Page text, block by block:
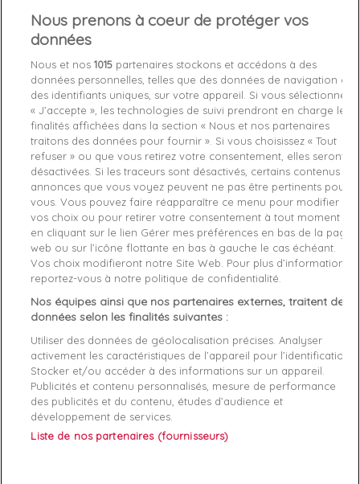
Livraison gratuite *
Retours sous 100 jours
Produit certifié authentique
Caractéristiques produit
Détails du produit Fabriquant
Référence TB0A29RX0011 S
Fiche technique
Couleur Noir
Matière Coton
Genre Homme
Rayon Vetement
Démarque 50 %
Nous prenons à coeur de protéger vos
données
Nous et nos1015 partenaires stockons et accédons à des
données personnelles, telles que des données de navigation ou
des identifiants uniques, sur votre appareil. Si vous sélectionnez
« J’accepte », les technologies de suivi prendront en charge les
finalités affichées dans la section « Nous et nos partenaires
traitons des données pour fournir ». Si vous choisissez « Tout
refuser » ou que vous retirez votre consentement, elles seront
désactivées. Si les traceurs sont désactivés, certains contenus et
annonces que vous voyez peuvent ne pas être pertinents pour
vous. Vous pouvez faire réapparaître ce menu pour modifier
vos choix ou pour retirer votre consentement à tout moment
en cliquant sur le lien Gérer mes préférences en bas de la page
web ou sur l’icône flottante en bas à gauche le cas échéant.
Vos choix modifieront notre Site Web. Pour plus d’informations,
reportez-vous à notre politique de confidentialité.
Nos équipes ainsi que nos partenaires externes, traitent des
données selon les finalités suivantes :
Utiliser des données de géolocalisation précises. Analyser
activement les caractéristiques de l’appareil pour l’identification.
Stocker et/ou accéder à des informations sur un appareil.
Publicités et contenu personnalisés, mesure de performance
des publicités et du contenu, études d’audience et
développement de services.
Liste de nos partenaires (fournisseurs)